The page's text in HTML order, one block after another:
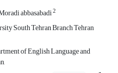
abbasabadi2
South Tehran Branch Tehran
of English Language and